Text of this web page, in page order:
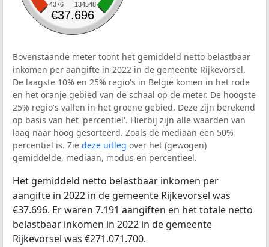
4376 134548
€37.696
Bovenstaande meter toont het gemiddeld netto belastbaar
inkomen per aangifte in 2022 in de gemeente Rijkevorsel.
De laagste 10% en 25% regio's in België komen in het rode
en het oranje gebied van de schaal op de meter. De hoogste
25% regio's vallen in het groene gebied. Deze zijn berekend
op basis van het 'percentiel'. Hierbij zijn alle waarden van
laag naar hoog gesorteerd. Zoals de mediaan een 50%
percentiel is. Zie deze uitleg over het (gewogen)
gemiddelde, mediaan, modus en percentieel.
Het gemiddeld netto belastbaar inkomen per
aangifte in 2022 in de gemeente Rijkevorsel was
€37.696. Er waren 7.191 aangiften en het totale netto
belastbaar inkomen in 2022 in de gemeente
Rijkevorsel was €271.071.700.